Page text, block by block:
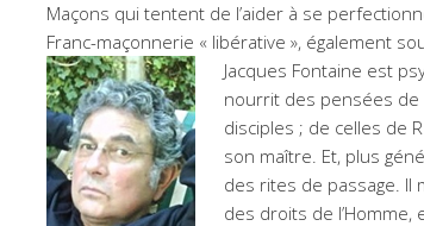
Maçons qui tentent de l’aider à se
Franc-maçonnerie « libérative », également
Jacques Fontaine est
nourrit des pensées de
disciples ; de celles de
son maître. Et, plus
des rites de passage. Il
des droits de